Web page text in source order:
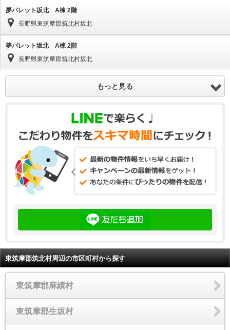
夢パレット坂北 A棟 2階
長野県東筑摩郡筑北村坂北
夢パレット坂北 A棟 2階
長野県東筑摩郡筑北村坂北
もっと見る
東筑摩郡筑北村周辺の市区町村から探す
東筑摩郡麻績村
東筑摩郡生坂村